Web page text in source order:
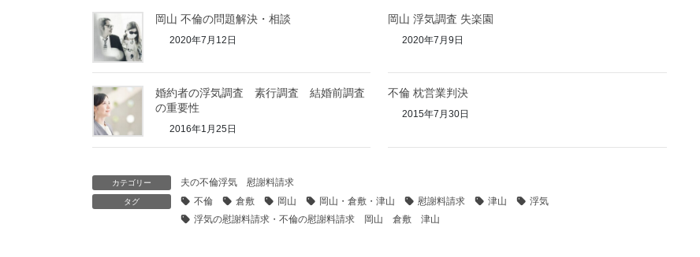
岡山 不倫の問題解決・相談
2020年7月12日
岡山 浮気調査 失楽園
2020年7月9日
婚約者の浮気調査 素行調査 結婚前調査
の重要性
2016年1月25日
不倫 枕営業判決
2015年7月30日
カテゴリー 夫の不倫浮気 慰謝料請求
タグ 不倫 倉敷 岡山 岡山・倉敷・津山 慰謝料請求 津山
浮気
浮気の慰謝料請求・不倫の慰謝料請求 岡山 倉敷 津山